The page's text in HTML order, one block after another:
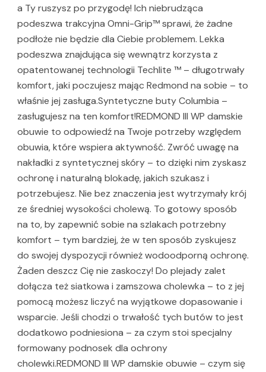
a Ty ruszysz po przygodę! Ich niebrudząca
podeszwa trakcyjna Omni-Grip™ sprawi, że żadne
podłoże nie będzie dla Ciebie problemem. Lekka
podeszwa znajdująca się wewnątrz korzysta z
opatentowanej technologii Techlite ™ – długotrwały
komfort, jaki poczujesz mając Redmond na sobie – to
właśnie jej zasługa.Syntetyczne buty Columbia –
zasługujesz na ten komfort!REDMOND III WP damskie
obuwie to odpowiedź na Twoje potrzeby względem
obuwia, które wspiera aktywność. Zwróć uwagę na
nakładki z syntetycznej skóry – to dzięki nim zyskasz
ochronę i naturalną blokadę, jakich szukasz i
potrzebujesz. Nie bez znaczenia jest wytrzymały krój
ze średniej wysokości cholewą. To gotowy sposób
na to, by zapewnić sobie na szlakach potrzebny
komfort – tym bardziej, że w ten sposób zyskujesz
do swojej dyspozycji również wodoodporną ochronę.
Żaden deszcz Cię nie zaskoczy! Do plejady zalet
dołącza też siatkowa i zamszowa cholewka – to z jej
pomocą możesz liczyć na wyjątkowe dopasowanie i
wsparcie. Jeśli chodzi o trwałość tych butów to jest
dodatkowo podniesiona – za czym stoi specjalny
formowany podnosek dla ochrony
cholewki.REDMOND III WP damskie obuwie – czym się